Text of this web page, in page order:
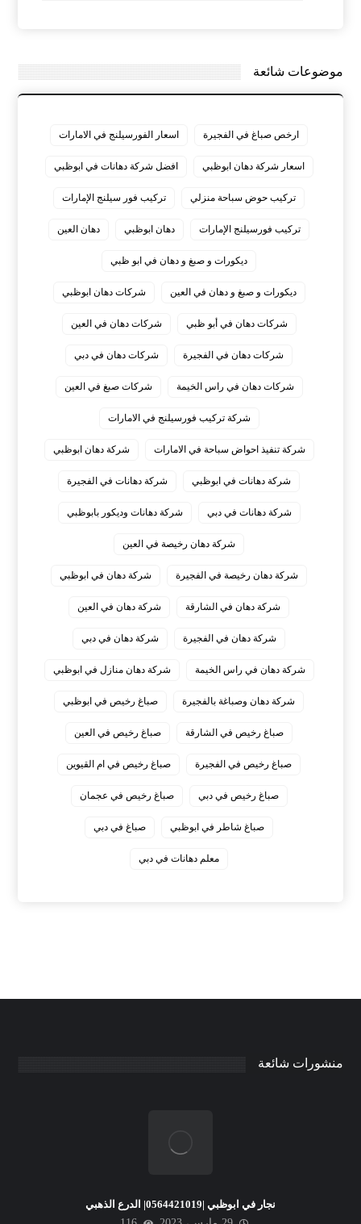
موضوعات شائعة
ارخص صباغ في الفجيرة اسعار الفورسيلنج في الامارات
اسعار شركة دهان ابوظبي افضل شركة دهانات في ابوظبي
تركيب حوض سباحة منزلي تركيب فور سيلنج الإمارات
تركيب فورسيلنج الإمارات دهان ابوظبي دهان العين
ديكورات و صبغ و دهان في ابو ظبي
ديكورات و صبغ و دهان في العين شركات دهان ابوظبي
شركات دهان في أبو ظبي شركات دهان في العين
شركات دهان في الفجيرة شركات دهان في دبي
شركات دهان في راس الخيمة شركات صبغ في العين
شركة تركيب فورسيلنج في الامارات
شركة تنفيذ احواض سباحة في الامارات شركة دهان ابوظبي
شركة دهانات في ابوظبي شركة دهانات في الفجيرة
شركة دهانات في دبي شركة دهانات وديكور بابوظبي
شركة دهان رخيصة في العين
شركة دهان رخيصة في الفجيرة شركة دهان في ابوظبي
شركة دهان في الشارقة شركة دهان في العين
شركة دهان في الفجيرة شركة دهان في دبي
شركة دهان في راس الخيمة شركة دهان منازل في ابوظبي
شركة دهان وصباغة بالفجيرة صباغ رخيص في ابوظبي
صباغ رخيص في الشارقة صباغ رخيص في العين
صباغ رخيص في الفجيرة صباغ رخيص في ام القيوين
صباغ رخيص في دبي صباغ رخيص في عجمان
صباغ شاطر في ابوظبي صباغ في دبي
معلم دهانات في دبي
منشورات شائعة
نجار في ابوظبي |0564421019| الدرع الذهبي